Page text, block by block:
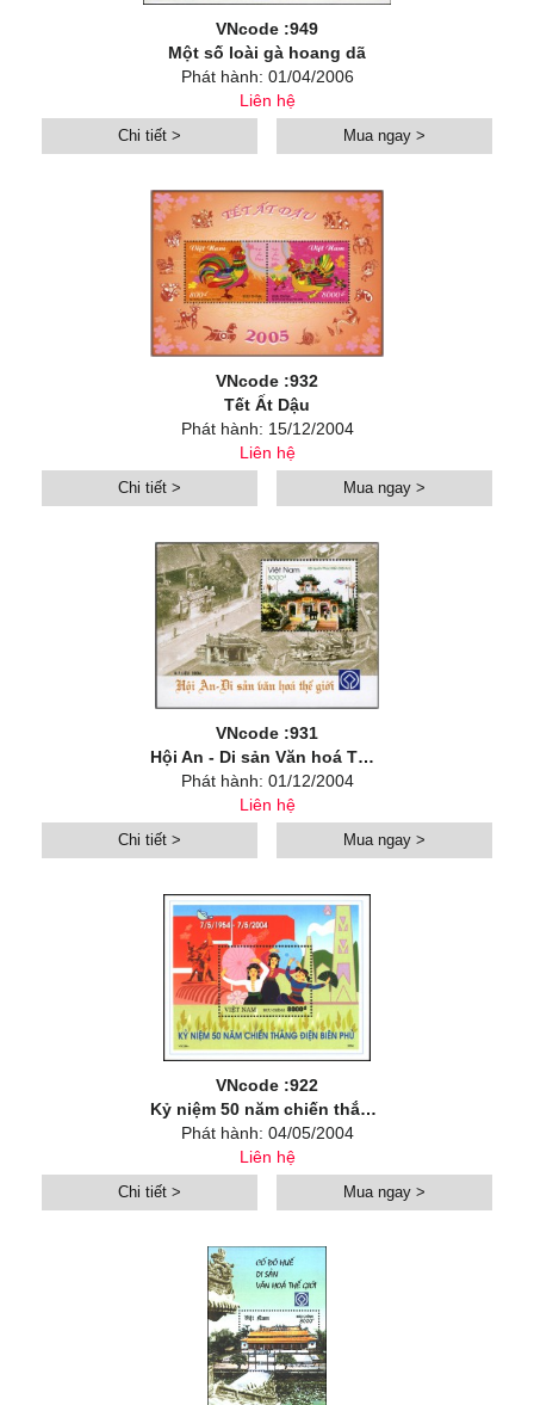
VNcode :949
Một số loài gà hoang dã
Phát hành: 01/04/2006
Liên hệ
Chi tiết > Mua ngay >
VNcode :932
Tết Ất Dậu
Phát hành: 15/12/2004
Liên hệ
Chi tiết > Mua ngay >
VNcode :931
Hội An - Di sản Văn hoá Thế giới
Phát hành: 01/12/2004
Liên hệ
Chi tiết > Mua ngay >
VNcode :922
Kỷ niệm 50 năm chiến thắng Điện Biên Phủ (07/5/1854 - 07/5/2004)
Phát hành: 04/05/2004
Liên hệ
Chi tiết > Mua ngay >